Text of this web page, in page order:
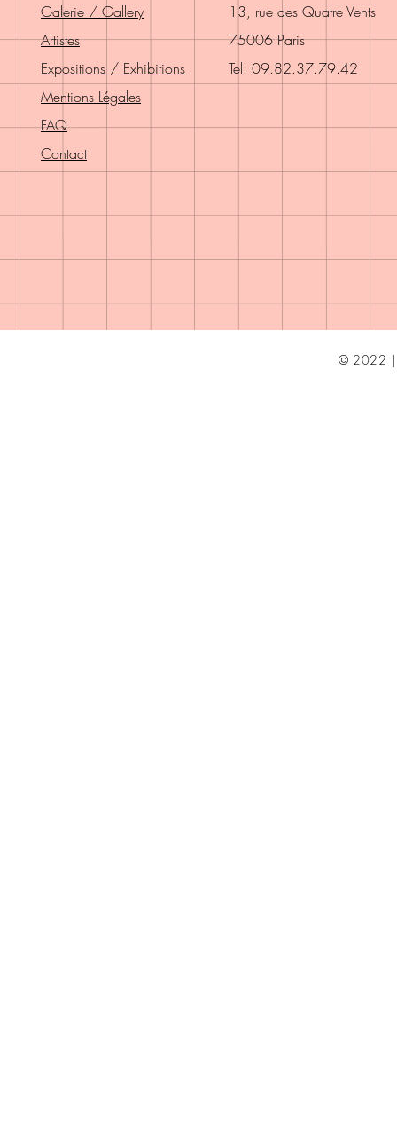
Galerie / Gallery
Artistes
Expositions / Exhibitions
Mentions Légales
FAQ
Contact
13, rue des Quatre Vents
75006 Paris
Tel: 09.82.37.79.42
© 2022 |